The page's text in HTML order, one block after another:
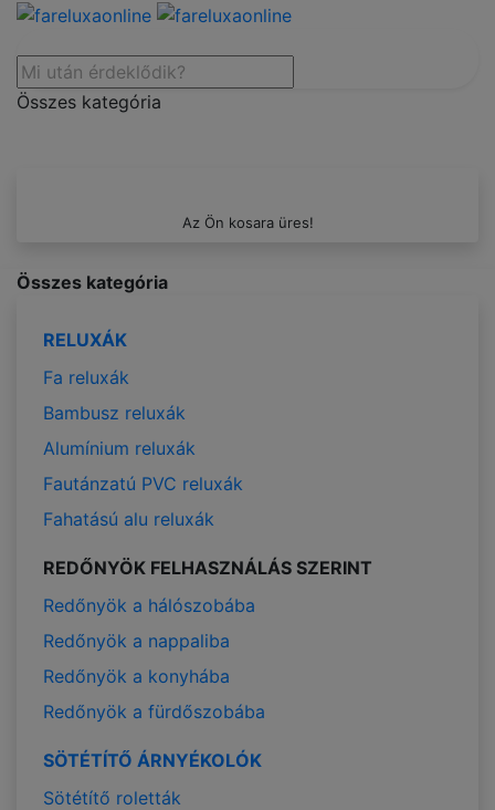
Összes kategória
Az Ön kosara üres!
Összes kategória
RELUXÁK
Fa reluxák
Bambusz reluxák
Alumínium reluxák
Fautánzatú PVC reluxák
Fahatású alu reluxák
REDŐNYÖK FELHASZNÁLÁS SZERINT
Redőnyök a hálószobába
Redőnyök a nappaliba
Redőnyök a konyhába
Redőnyök a fürdőszobába
SÖTÉTÍTŐ ÁRNYÉKOLÓK
Sötétítő roletták